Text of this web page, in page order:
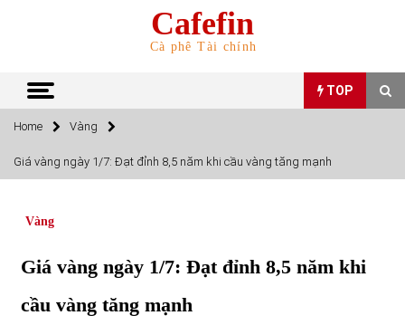
Cafefin
Cà phê Tài chính
TOP
TOP
Top 10 mặt hàng Việt Nam nhập khẩu nhiều nhất tháng
15/06/2022
Home Vàng
Giá vàng ngày 1/7: Đạt đỉnh 8,5 năm khi cầu vàng tăng mạnh
Vàng
Giá vàng ngày 1/7: Đạt đỉnh 8,5 năm khi
cầu vàng tăng mạnh